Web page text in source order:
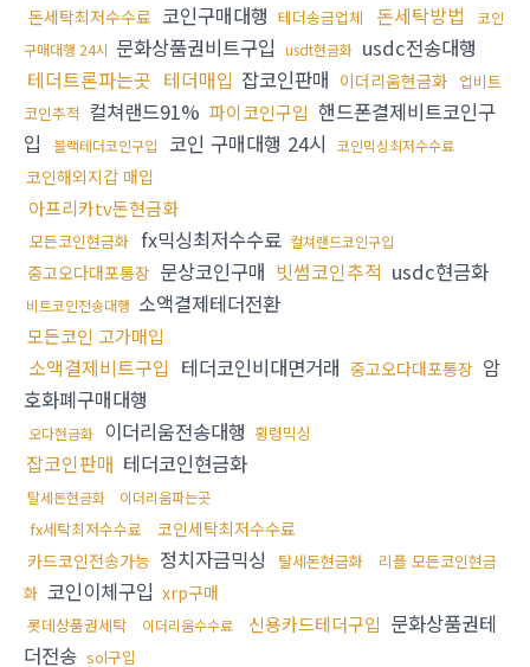
돈세탁최저수수료 코인구매대행 테더송금업체 돈세탁방법
코인
구매대행 24시 문화상품권비트구입 usdt현금화 usdc전송대행
테더트론파는곳 테더매입 잡코인판매 이더리움현금화 업비트
코인추적 컬쳐랜드91% 파이코인구입 핸드폰결제비트코인구
입
블랙테더코인구입 코인 구매대행 24시 코인믹싱최저수수료
코인해외지갑 매입
아프리카tv돈현금화
모든코인현금화 fx믹싱최저수수료 컬쳐랜드코인구입
중고오다대포통장 문상코인구매 빗썸코인추적 usdc현금화
비트코인전송대행 소액결제테더전환
모든코인 고가매입
소액결제비트구입 테더코인비대면거래 중고오다대포통장 암
호화폐구매대행
오다현금화 이더리움전송대행 횡령믹싱
잡코인판매 테더코인현금화
탈세돈현금화 이더리움파는곳
fx세탁최저수수료
코인세탁최저수수료
카드코인전송가능 정치자금믹싱 탈세돈현금화
리플 모든코인현금
화 코인이체구입 xrp구매
롯데상품권세탁 이더리움수수료 신용카드테더구입 문화상품권테
더전송 sol구입